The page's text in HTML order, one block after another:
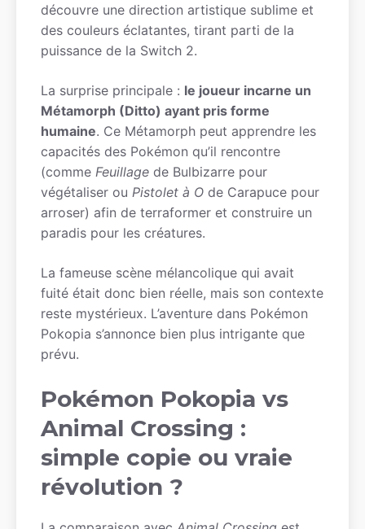
découvre une direction artistique sublime et
des couleurs éclatantes, tirant parti de la
puissance de la Switch 2.
La surprise principale : le joueur incarne un
Métamorph (Ditto) ayant pris forme
humaine. Ce Métamorph peut apprendre les
capacités des Pokémon qu’il rencontre
(comme Feuillage de Bulbizarre pour
végétaliser ou Pistolet à O de Carapuce pour
arroser) afin de terraformer et construire un
paradis pour les créatures.
La fameuse scène mélancolique qui avait
fuité était donc bien réelle, mais son contexte
reste mystérieux. L’aventure dans Pokémon
Pokopia s’annonce bien plus intrigante que
prévu.
Pokémon Pokopia vs
Animal Crossing :
simple copie ou vraie
révolution ?